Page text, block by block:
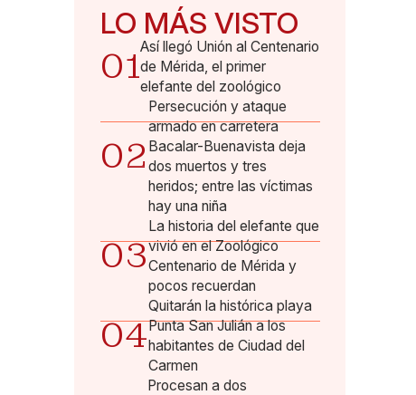
LO MÁS VISTO
01Así llegó Unión al Centenario
de Mérida, el primer
elefante del zoológico
02
Persecución y ataque
armado en carretera
Bacalar-Buenavista deja
dos muertos y tres
heridos; entre las víctimas
hay una niña
03
La historia del elefante que
vivió en el Zoológico
Centenario de Mérida y
pocos recuerdan
04
Quitarán la histórica playa
Punta San Julián a los
habitantes de Ciudad del
Carmen
Procesan a dos